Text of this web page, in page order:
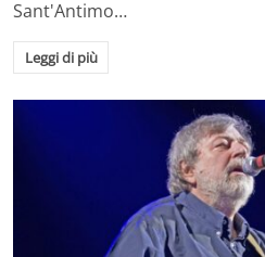
Sant'Antimo…
Leggi di più